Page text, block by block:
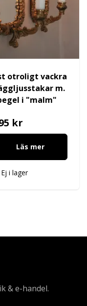
otroligt vackra
m.
i "malm"
kr
Läs mer
Ej i lager
& e-handel.